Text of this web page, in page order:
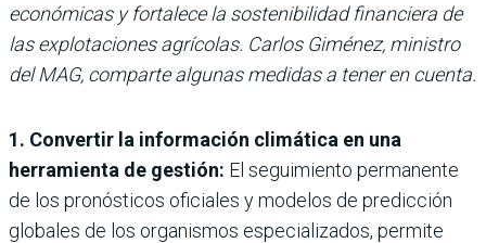
económicas y fortalece la sostenibilidad financiera de
las explotaciones agrícolas. Carlos Giménez, ministro
del MAG, comparte algunas medidas a tener en cuenta.
1. Convertir la información climática en una
herramienta de gestión: El seguimiento permanente
de los pronósticos oficiales y modelos de predicción
globales de los organismos especializados, permite